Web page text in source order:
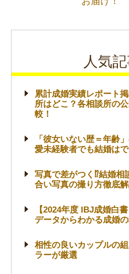
人気
累計成婚実績レポート
所はどこ？各相談所の
較！
「彼女いない歴＝年齢
愛未経験者でも結婚はで
写真で差がつく⁉結婚相
合い写真の撮り方徹底解
【2024年度 IBJ成婚白
データからわかる成婚
相性の良いカップルの
ラーが厳選